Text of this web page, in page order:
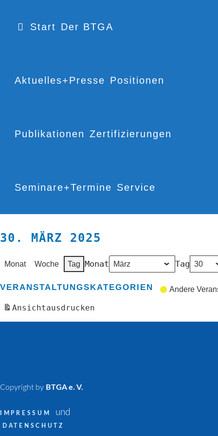
Start Der BTGA
Aktuelles+Presse Positionen
Publikationen Zertifizierungen
Seminare+Termine Service
30. MÄRZ 2025
Monat Woche Tag Monat Tag
VERANSTALTUNGSKATEGORIEN Andere
Ansichtausdrucken
Copyright by BTGA e. V.
IMPRESSUM und
DATENSCHUTZ